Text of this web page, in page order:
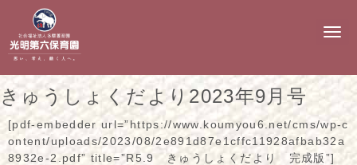
N
g
a
i
o
n
きゅうしょくだより2023年9月号
[pdf-embedder url=”https://www.koumyou6.net/cms/wp-c
ontent/uploads/2023/08/2e891d87e1cffc11928afbab32a
8932e-2.pdf” title=”R5.9 きゅうしょくだより 完成版”]